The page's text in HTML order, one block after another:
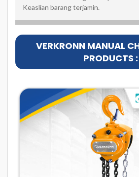
Keaslian barang terjamin.
VERKRONN MANUAL
PRODUCTS :